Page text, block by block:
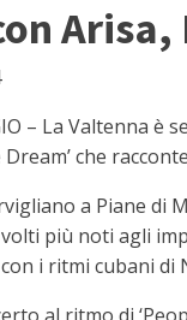
– La Valtenna
Dream’ che
a Piane di
più noti agli
i ritmi cubani di